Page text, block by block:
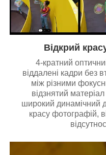
Відкрий
4-кратний
віддалені кадри без
між різними
відзнятий
широкий динамічний
красу фотографій,